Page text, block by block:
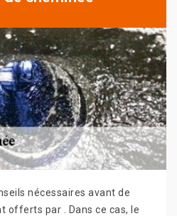
nécessaires avant de
offerts par . Dans ce cas, le